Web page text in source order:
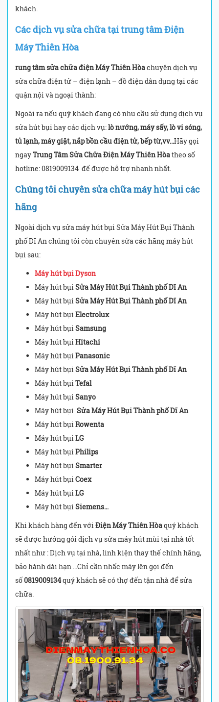
khách.
Các dịch vụ sửa chữa tại trung tâm Điện
Máy Thiên Hòa
rung tâm sửa chữa điện Máy Thiên Hòachuyên dịch vụ
sửa chữa điện tử – điện lạnh – đồ điện dân dụng tại các
quận nội và ngoại thành:
Ngoài ra nếu quý khách đang có nhu cầu sử dụng dịch vụ
sửa hút bụi hay các dịch vụ:lò nướng, máy sấy, lò vi sóng,
tủ lạnh, máy giặt, nắp bồn cầu điện tử, bếp từ,vv…Hãy gọi
ngayTrung Tâm Sửa Chữa Điện Máy Thiên Hòatheo số
hotline: 0819009134 để được hỗ trợ nhanh nhất.
Chúng tôi chuyên sửa chữa máy hút bụi các
hãng
Ngoài dịch vụ sửa máy hút bụi Sửa Máy Hút Bụi Thành
phố Dĩ An chúng tôi còn chuyên sửa các hãng máy hút
bụi sau:
Máy hút bụi Dyson
Máy hút bụi Sửa Máy Hút Bụi Thành phố Dĩ An
Máy hút bụi Sửa Máy Hút Bụi Thành phố Dĩ An
Máy hút bụi Electrolux
Máy hút bụi Samsung
Máy hút bụi Hitachi
Máy hút bụi Panasonic
Máy hút bụi Sửa Máy Hút Bụi Thành phố Dĩ An
Máy hút bụi Tefal
Máy hút bụi Sanyo
Máy hút bụi Sửa Máy Hút Bụi Thành phố Dĩ An
Máy hút bụi Rowenta
Máy hút bụi LG
Máy hút bụi Philips
Máy hút bụi Smarter
Máy hút bụi Coex
Máy hút bụi LG
Máy hút bụi Siemens…
Khi khách hàng đến với Điện Máy Thiên Hòaquý khách
sẽ được hưởng gói dịch vụ sửa máy hút mùi tại nhà tốt
nhất như : Dịch vụ tại nhà, linh kiện thay thế chính hãng,
bảo hành dài hạn …Chỉ cần nhấc máy lên gọi đến
số0819009134quý khách sẽ có thợ đến tận nhà để sửa
chữa.